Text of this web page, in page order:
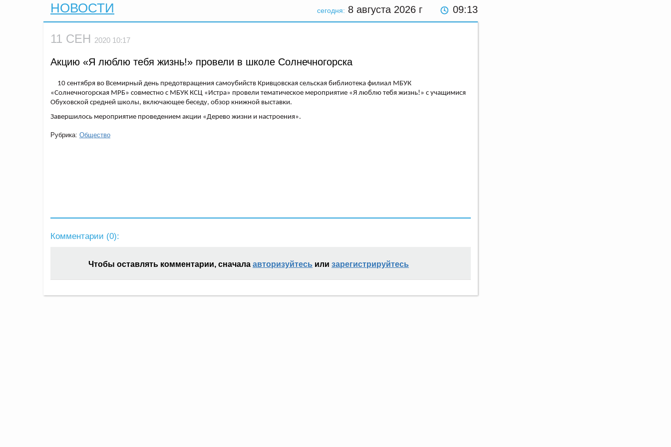
сегодня: 8 августа 2026 г 09:13
НОВОСТИ
11 СЕН 2020 10:17
Акцию «Я люблю тебя жизнь!» провели в школе Солнечногорска
10 сентября во Всемирный день предотвращения самоубийств Кривцовская сельская библиотека филиал МБУК
«Солнечногорская МРБ» совместно с МБУК КСЦ «Истра» провели тематическое мероприятие «Я люблю тебя жизнь!» с учащимися
Обуховской средней школы, включающее беседу, обзор книжной выставки.
Завершилось мероприятие проведением акции «Дерево жизни и настроения».
Рубрика: Общество
Комментарии (0):
Чтобы оставлять комментарии, сначала авторизуйтесь или зарегистрируйтесь